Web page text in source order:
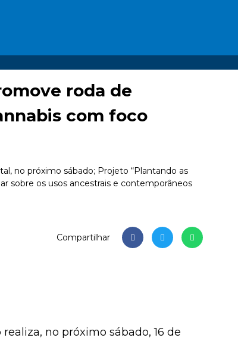
roda de
com foco
no próximo sábado; Projeto “Plantando as
sobre os usos ancestrais e contemporâneos
Compartilhar
no próximo sábado, 16 de